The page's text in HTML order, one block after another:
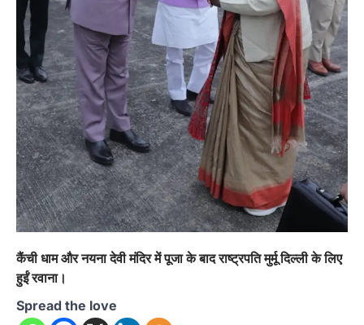
कैंची धाम और नयना देवी मंदिर में पूजा के बाद राष्ट्रपति मुर्मू दिल्ली के लिए
हुईं रवाना।
Spread the love